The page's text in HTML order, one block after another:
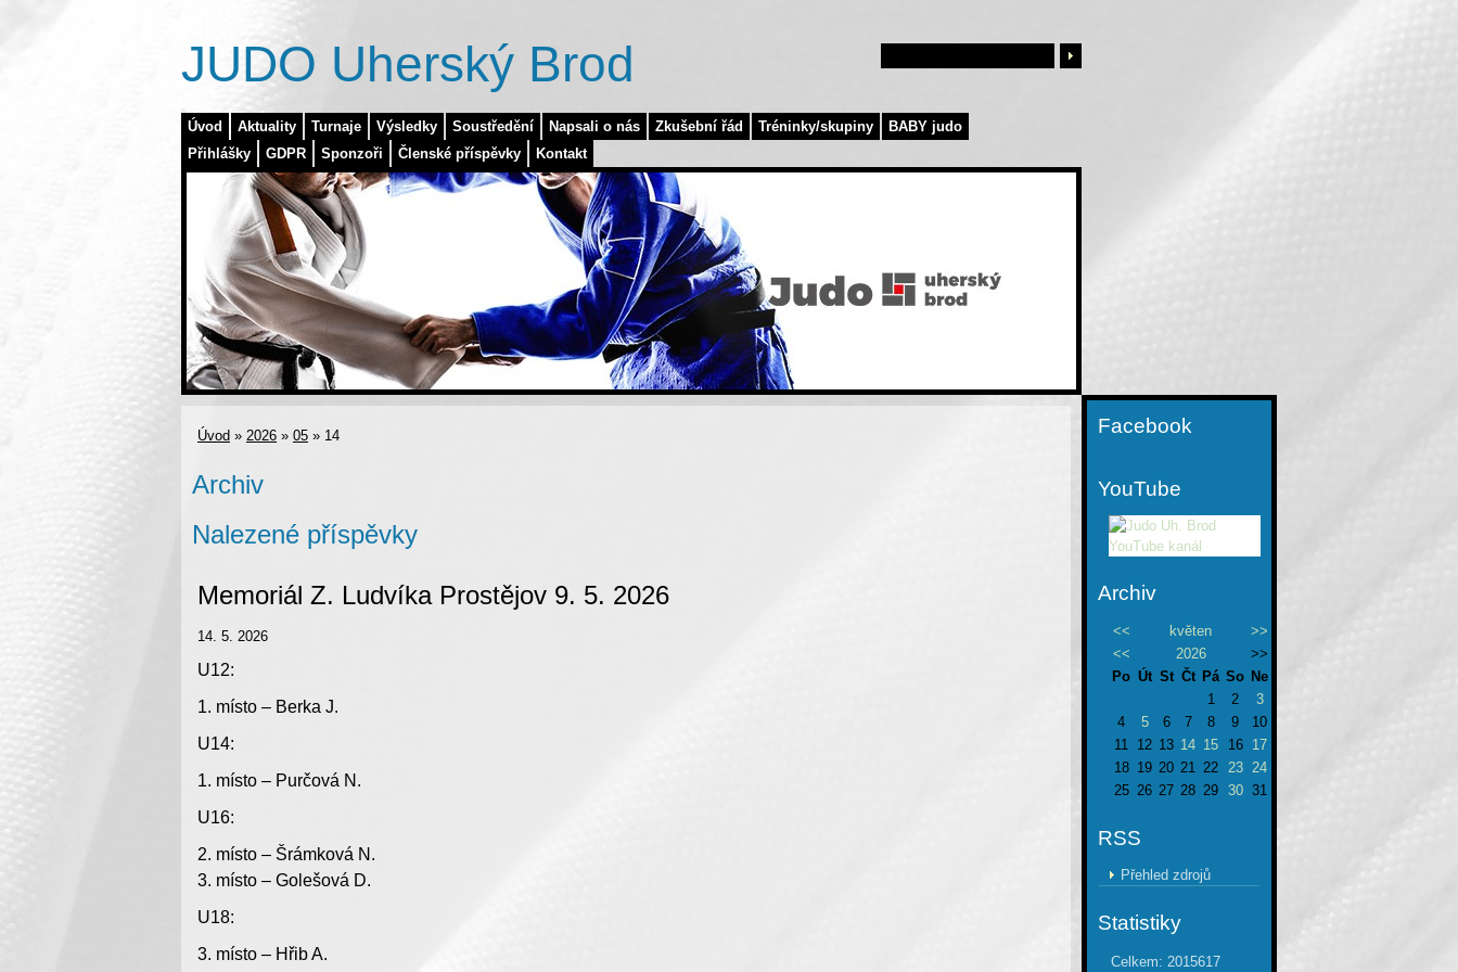
Úvod Aktuality Turnaje Výsledky Soustředění Napsali o nás Zkušební řád Tréninky/skupiny
BABY judo
Přihlášky
GDPR Sponzoři Členské příspěvky Kontakt
JUDO Uherský Brod
Úvod » 2026 » 05 » 14
Archiv
Nalezené příspěvky
Memoriál Z. Ludvíka Prostějov 9. 5. 2026
14. 5. 2026
U12:
1. místo – Berka J.
U14:
1. místo – Purčová N.
U16:
2. místo – Šrámková N.
3. místo – Golešová D.
U18:
3. místo – Hřib A.
Facebook
YouTube
Archiv
<< květen
>>
<<
2026
>>
Po Út St Čt Pá So Ne
1
2
3
4
5 6 7 8 9
10
11 12 13 14 15 16
17
18 19 20 21 22 23 24
25 26 27 28 29 30 31
RSS
Přehled zdrojů
Statistiky
Celkem: 2015617